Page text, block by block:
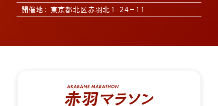
開催地： 東京都北区赤羽北１-２４−１１